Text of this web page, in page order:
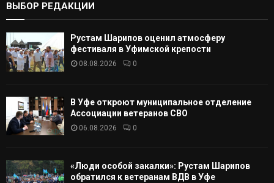
А
ВЫБОР РЕДАКЦИИ
Рустам Шарипов оценил атмосферу
фестиваля в Уфимской крепости
08.08.2026 0
В Уфе откроют муниципальное отделение
Ассоциации ветеранов СВО
06.08.2026 0
«Люди особой закалки»: Рустам Шарипов
обратился к ветеранам ВДВ в Уфе